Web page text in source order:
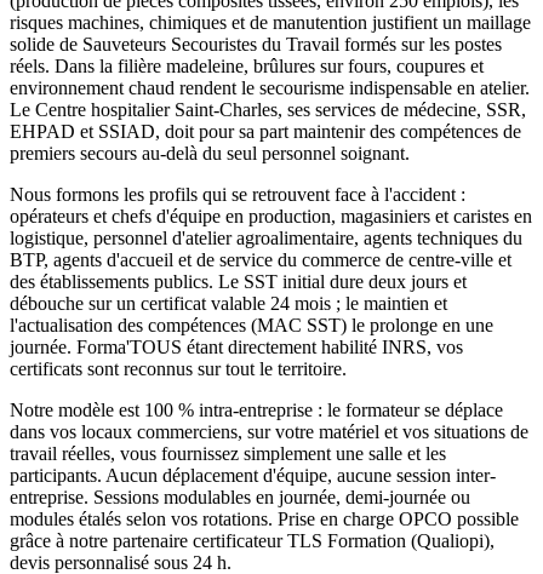
risques machines, chimiques et de manutention justifient un maillage
solide de Sauveteurs Secouristes du Travail formés sur les postes
réels. Dans la filière madeleine, brûlures sur fours, coupures et
environnement chaud rendent le secourisme indispensable en atelier.
Le Centre hospitalier Saint-Charles, ses services de médecine, SSR,
EHPAD et SSIAD, doit pour sa part maintenir des compétences de
premiers secours au-delà du seul personnel soignant.
Nous formons les profils qui se retrouvent face à l'accident :
opérateurs et chefs d'équipe en production, magasiniers et caristes en
logistique, personnel d'atelier agroalimentaire, agents techniques du
BTP, agents d'accueil et de service du commerce de centre-ville et
des établissements publics. Le SST initial dure deux jours et
débouche sur un certificat valable 24 mois ; le maintien et
l'actualisation des compétences (MAC SST) le prolonge en une
journée. Forma'TOUS étant directement habilité INRS, vos
certificats sont reconnus sur tout le territoire.
Notre modèle est 100 % intra-entreprise : le formateur se déplace
dans vos locaux commerciens, sur votre matériel et vos situations de
travail réelles, vous fournissez simplement une salle et les
participants. Aucun déplacement d'équipe, aucune session inter-
entreprise. Sessions modulables en journée, demi-journée ou
modules étalés selon vos rotations. Prise en charge OPCO possible
grâce à notre partenaire certificateur TLS Formation (Qualiopi),
devis personnalisé sous 24 h.